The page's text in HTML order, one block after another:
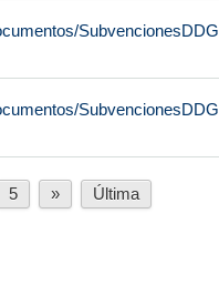
SubvencionesDDG
SubvencionesDDG
5 » Última